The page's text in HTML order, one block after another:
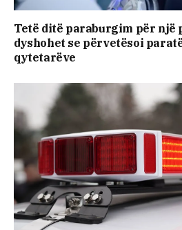
Tetë ditë paraburgim për një
dyshohet se përvetësoi
qytetarëve